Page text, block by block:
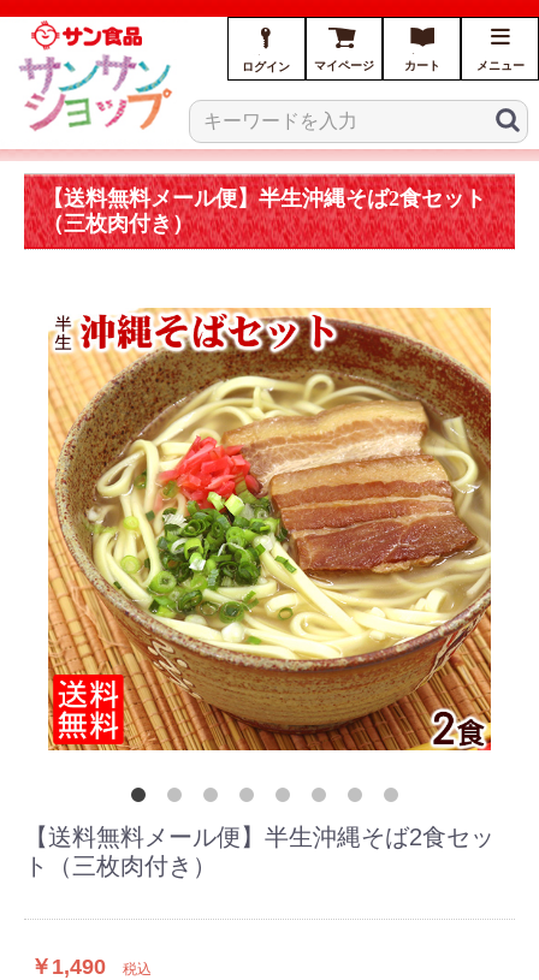
ログイン マイページ カート メニュー
【送料無料メール便】半生沖縄そば2食セット
（三枚肉付き）
【送料無料メール便】半生沖縄そば2食セッ
ト（三枚肉付き）
￥1,490 税込